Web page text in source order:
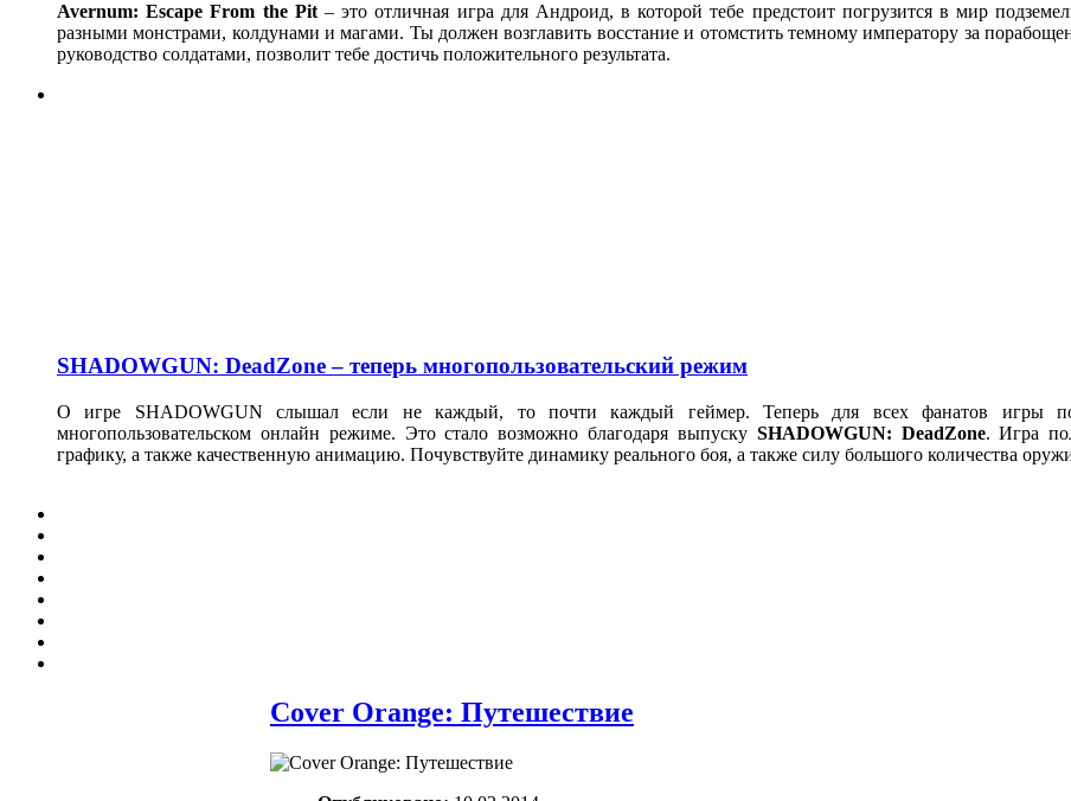
Avernum: Escape From the Pit– это отличная игра для Андроид, в которой тебе предстоит погрузится в мир
разными монстрами, колдунами и магами. Ты должен возглавить восстание и отомстить темному императору за
руководство солдатами, позволит тебе достичь положительного результата.
SHADOWGUN: DeadZone – теперь многопользовательский режим
О игре SHADOWGUN слышал если не каждый, то почти каждый геймер. Теперь для всех фанатов игры
многопользовательском онлайн режиме. Это стало возможно благодаря выпуску SHADOWGUN: DeadZone. Игра
графику, а также качественную анимацию. Почувствуйте динамику реального боя, а также силу большого количества
Cover Orange: Путешествие